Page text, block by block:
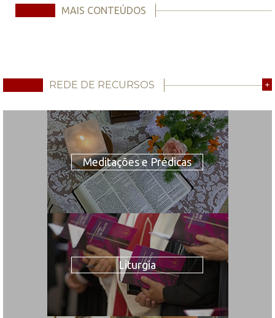
MAIS CONTEÚDOS
REDE DE RECURSOS +
Meditações e Prédicas
Liturgia